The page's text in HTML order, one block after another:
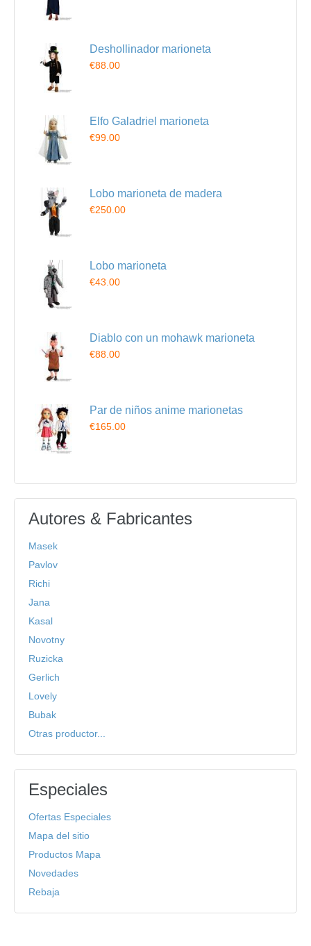
Deshollinador marioneta
€88.00
Elfo Galadriel marioneta
€99.00
Lobo marioneta de madera
€250.00
Lobo marioneta
€43.00
Diablo con un mohawk marioneta
€88.00
Par de niños anime marionetas
€165.00
Autores & Fabricantes
Masek
Pavlov
Richi
Jana
Kasal
Novotny
Ruzicka
Gerlich
Lovely
Bubak
Otras productor...
Especiales
Ofertas Especiales
Mapa del sitio
Productos Mapa
Novedades
Rebaja